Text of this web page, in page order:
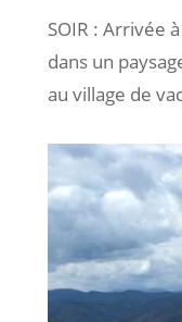
SOIR : Arrivée
dans un
au village de